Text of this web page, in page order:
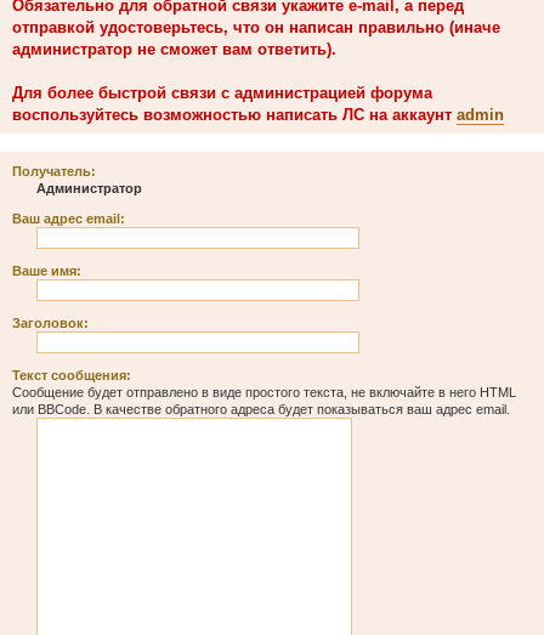
Обязательно для обратной связи укажите e-mail, а перед
отправкой удостоверьтесь, что он написан правильно (иначе
администратор не сможет вам ответить).
Для более быстрой связи с администрацией форума
воспользуйтесь возможностью написать ЛС на аккаунт admin
Получатель:
Администратор
Ваш адрес email:
Ваше имя:
Заголовок:
Текст сообщения:
Сообщение будет отправлено в виде простого текста, не включайте в него HTML
или BBCode. В качестве обратного адреса будет показываться ваш адрес email.